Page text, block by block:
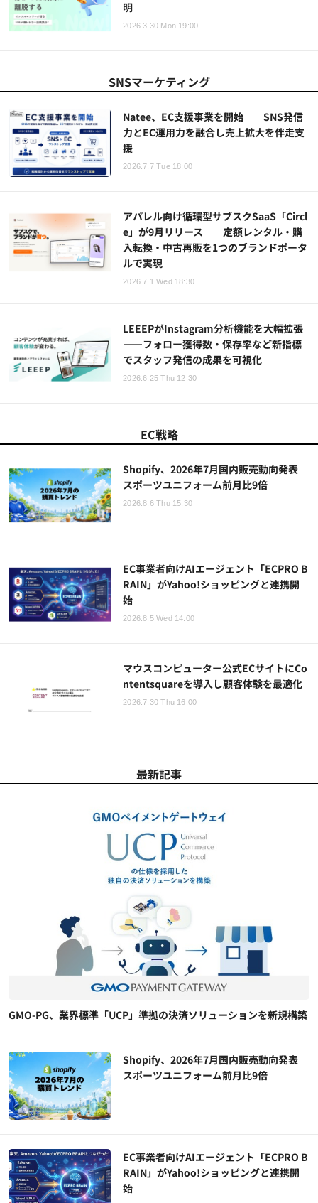
明
2026.3.30 Mon 19:00
SNSマーケティング
Natee、EC支援事業を開始——SNS発信
力とEC運用力を融合し売上拡大を伴走支
援
2026.7.7 Tue 18:00
アパレル向け循環型サブスクSaaS「Circl
e」が9月リリース——定額レンタル・購
入転換・中古再販を1つのブランドポータ
ルで実現
2026.7.1 Wed 18:30
LEEEPがInstagram分析機能を大幅拡張
——フォロー獲得数・保存率など新指標
でスタッフ発信の成果を可視化
2026.6.25 Thu 12:30
EC戦略
Shopify、2026年7月国内販売動向発表
スポーツユニフォーム前月比9倍
2026.8.6 Thu 15:30
EC事業者向けAIエージェント「ECPRO B
RAIN」がYahoo!ショッピングと連携開
始
2026.8.5 Wed 14:00
マウスコンピューター公式ECサイトにCo
ntentsquareを導入し顧客体験を最適化
2026.7.30 Thu 16:00
最新記事
GMO-PG、業界標準「UCP」準拠の決済ソリューションを新規構築
Shopify、2026年7月国内販売動向発表
スポーツユニフォーム前月比9倍
EC事業者向けAIエージェント「ECPRO B
RAIN」がYahoo!ショッピングと連携開
始